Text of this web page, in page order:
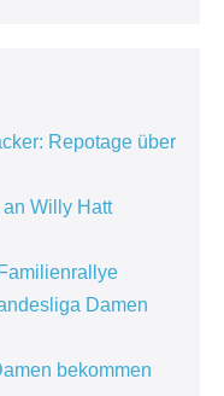
Repotage über
an Willy Hatt
Damen
bekommen